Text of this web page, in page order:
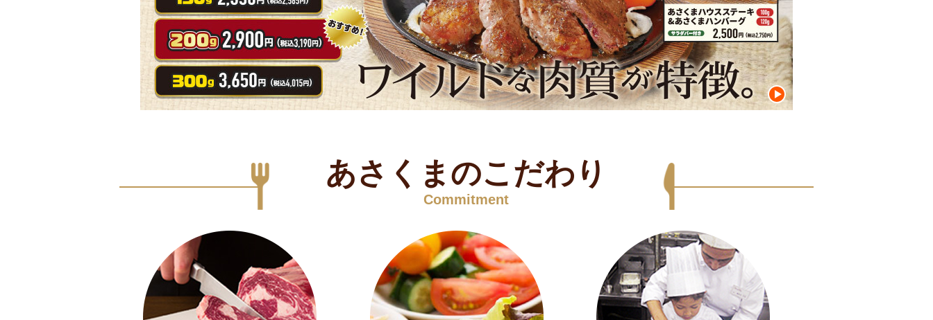
あさくまのこだわり
Commitment